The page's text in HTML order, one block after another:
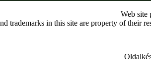
Web site
trademarks in this site are property of their